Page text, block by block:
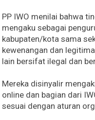
PP IWO menilai bahwa
mengaku sebagai
kabupaten/kota sama
kewenangan dan
lain bersifat ilegal dan
Mereka disinyalir
online dan bagian dari
sesuai dengan aturan